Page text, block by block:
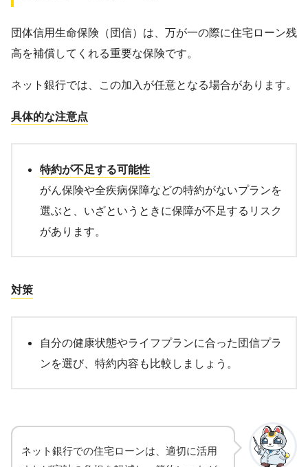
団体信用生命保険（団信）は、万が一の際に住宅ローン残
高を補償してくれる重要な保険です。
ネット銀行では、この加入が任意となる場合があります。
具体的な注意点
特約が不足する可能性
がん保険や全疾病保障などの特約がないプランを
選ぶと、いざというときに保障が不足するリスク
があります。
対策
自分の健康状態やライフプランに合った団信プラ
ンを選び、特約内容も比較しましょう。
ネット銀行での住宅ローンは、適切に活用